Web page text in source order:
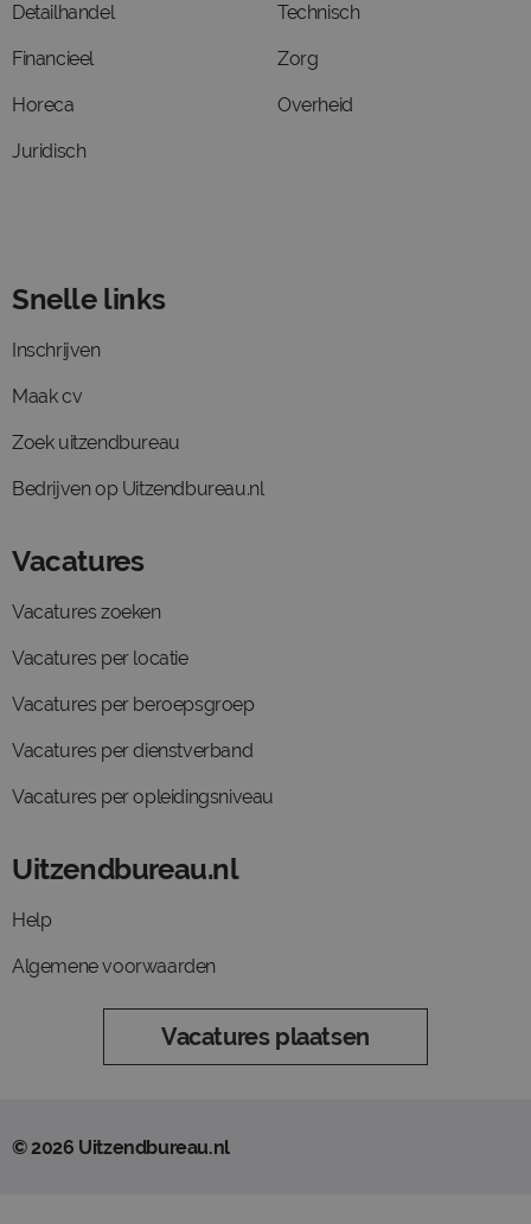
Detailhandel
Financieel
Horeca
Juridisch
Technisch
Zorg
Overheid
Snelle links
Inschrijven
Maak cv
Zoek uitzendbureau
Bedrijven op Uitzendbureau.nl
Vacatures
Vacatures zoeken
Vacatures per locatie
Vacatures per beroepsgroep
Vacatures per dienstverband
Vacatures per opleidingsniveau
Uitzendbureau.nl
Help
Algemene voorwaarden
Vacatures plaatsen
© 2026 Uitzendbureau.nl